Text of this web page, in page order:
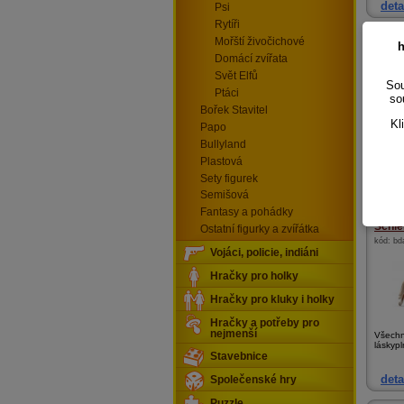
kód:
Psi
Rytíři
Mořští živočichové
Domácí zvířata
Svět Elfů
Ptáci
Bořek Stavitel
Papo
Bullyland
Plastová
Sety figurek
Semišová
Fantasy a pohádky
Ostatní figurky a zvířátka
Vojáci, policie, indiáni
Hračky pro holky
Hračky pro kluky i holky
Hračky a potřeby pro
nejmenší
Stavebnice
Společenské hry